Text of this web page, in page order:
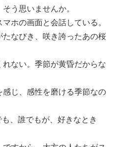
う思いませんか。
ホの画面と会話している。
なびき、咲き誇ったあの桜
ない。季節が黄昏だからな
じ、感性を磨ける季節なの
、誰でもが、好きなとき